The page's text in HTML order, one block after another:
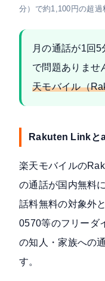
分）で約1,100円の超過
月の通話が1回
で問題ありませ
天モバイル（
Rakuten Linkと
楽天モバイルの
の通話が国内無料
話料無料の対象外
0570等のフリーダ
の知人・家族への
す。